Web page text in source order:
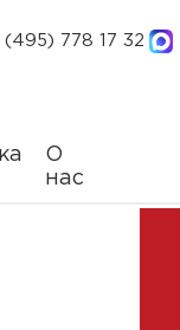
(495) 778 17 32
О
нас